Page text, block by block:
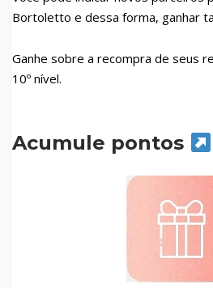
Bortoletto e dessa forma, ganhar
Ganhe sobre a recompra de seus
10º nível.
Acumule pontos